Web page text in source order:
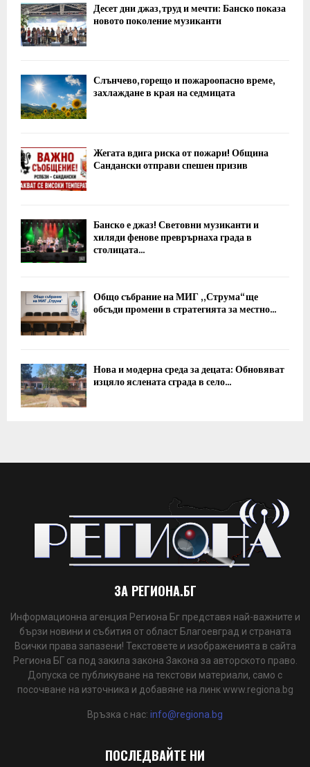
Десет дни джаз, труд и мечти: Банско показа
новото поколение музиканти
Слънчево, горещо и пожароопасно време,
захлаждане в края на седмицата
Жегата вдига риска от пожари! Община
Сандански отправи спешен призив
Банско е джаз! Световни музиканти и
хиляди фенове преврърнаха града в
столицата...
Общо събрание на МИГ „Струма“ ще
обсъди промени в стратегията за местно...
Нова и модерна среда за децата: Обновяват
изцяло яслената сграда в село...
ЗА РЕГИОНА.БГ
Информационна агенция Региона Бг представя най-важните и
бързи новини и събития от област Благоевград и страната
Всички права запазени! Текстовете и изображенията в сайта
Региона БГ са под закила закона Закона за авторското право.
Допуска се публикуване на текстови материали, само с
посочване на източника и добавяне на линк www.regiona.bg
Връзка с нас: info@regiona.bg
ПОСЛЕДВАЙТЕ НИ